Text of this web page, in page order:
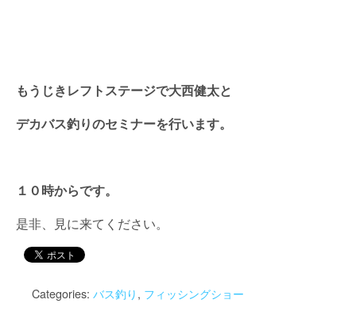
もうじきレフトステージで大西健太と
デカバス釣りのセミナーを行います。
１０時からです。
是非、見に来てください。
Categories: バス釣り, フィッシングショー